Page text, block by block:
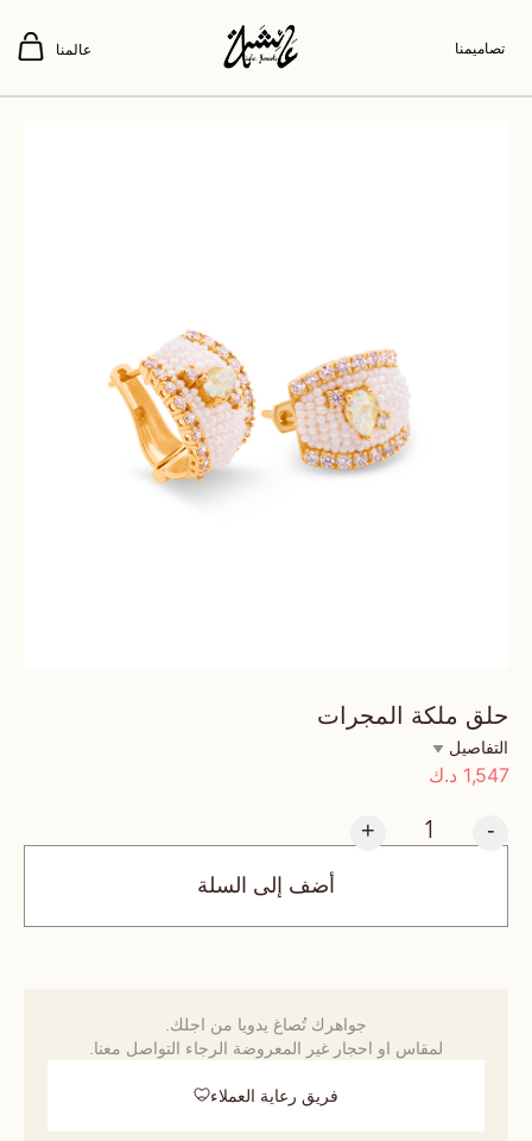
تصاميمنا عالمنا
حلق ملكة المجرات
التفاصيل
1,547 د.ك
-
+
أضف إلى السلة
جواهرك تُصاغ يدويا من اجلك.
لمقاس او احجار غير المعروضة الرجاء التواصل معنا.
فريق رعاية العملاء